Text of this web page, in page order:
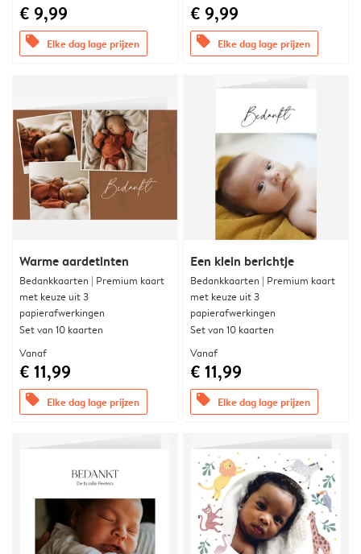
€ 9,99
offers Elke dag lage prijzen
€ 9,99
offers Elke dag lage prijzen
Warme aardetinten
Bedankkaarten | Premium kaart
met keuze uit 3
papierafwerkingen
Set van 10 kaarten
Vanaf
€ 11,99
offers Elke dag lage prijzen
Een klein berichtje
Bedankkaarten | Premium kaart
met keuze uit 3
papierafwerkingen
Set van 10 kaarten
Vanaf
€ 11,99
offers Elke dag lage prijzen